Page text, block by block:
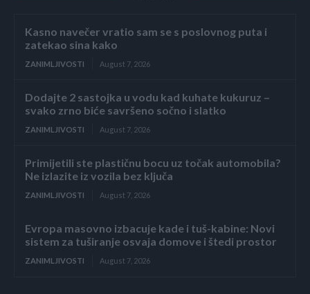
Kasno navečer vratio sam se s poslovnog puta i
zatekao sina kako
ZANIMLJIVOSTI August 7, 2026
Dodajte 2 sastojka u vodu kad kuhate kukuruz –
svako zrno biće savršeno sočno i slatko
ZANIMLJIVOSTI August 7, 2026
Primijetili ste plastičnu bocu uz točak automobila?
Ne izlazite iz vozila bez ključa
ZANIMLJIVOSTI August 7, 2026
Evropa masovno izbacuje kade i tuš-kabine: Novi
sistem za tuširanje osvaja domove i štedi prostor
ZANIMLJIVOSTI August 7, 2026